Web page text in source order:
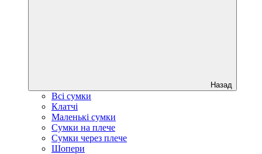
Назад
Всі сумки
Клатчі
Маленькі сумки
Сумки на плече
Сумки через плече
Шопери